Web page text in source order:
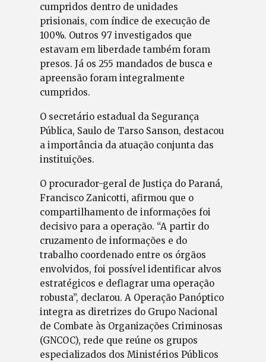
cumpridos dentro de unidades
prisionais, com índice de execução de
100%. Outros 97 investigados que
estavam em liberdade também foram
presos. Já os 255 mandados de busca e
apreensão foram integralmente
cumpridos.
O secretário estadual da Segurança
Pública, Saulo de Tarso Sanson, destacou
a importância da atuação conjunta das
instituições.
O procurador-geral de Justiça do Paraná,
Francisco Zanicotti, afirmou que o
compartilhamento de informações foi
decisivo para a operação. “A partir do
cruzamento de informações e do
trabalho coordenado entre os órgãos
envolvidos, foi possível identificar alvos
estratégicos e deflagrar uma operação
robusta”, declarou. A Operação Panóptico
integra as diretrizes do Grupo Nacional
de Combate às Organizações Criminosas
(GNCOC), rede que reúne os grupos
especializados dos Ministérios Públicos